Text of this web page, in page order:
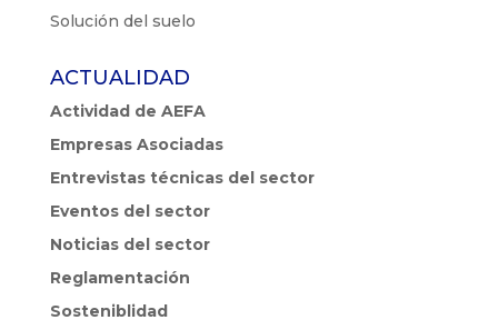
Solución del suelo
ACTUALIDAD
Actividad de AEFA
Empresas Asociadas
Entrevistas técnicas del sector
Eventos del sector
Noticias del sector
Reglamentación
Sosteniblidad